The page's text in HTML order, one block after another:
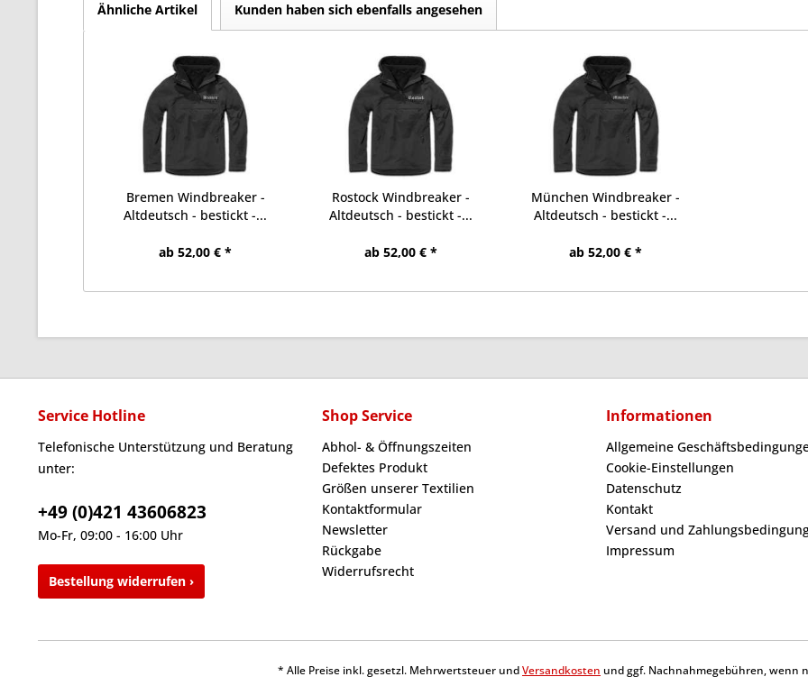
Ähnliche Artikel Kunden haben sich ebenfalls angesehen
Bremen Windbreaker -
Altdeutsch - bestickt -...
ab 52,00 € *
Rostock Windbreaker -
Altdeutsch - bestickt -...
ab 52,00 € *
München Windbreaker -
Altdeutsch - bestickt -...
ab 52,00 € *
Service Hotline
Telefonische Unterstützung und Beratung
unter:
+49 (0)421 43606823
Mo-Fr, 09:00 - 16:00 Uhr
Bestellung widerrufen ›
Shop Service
Abhol- & Öffnungszeiten
Defektes Produkt
Größen unserer Textilien
Kontaktformular
Newsletter
Rückgabe
Widerrufsrecht
Informationen
Allgemeine
Cookie-Einstellungen
Datenschutz
Kontakt
Versand und
Impressum
* Alle Preise inkl. gesetzl. Mehrwertsteuer undVersandkosten und ggf. Nachnahmegebühren, wenn